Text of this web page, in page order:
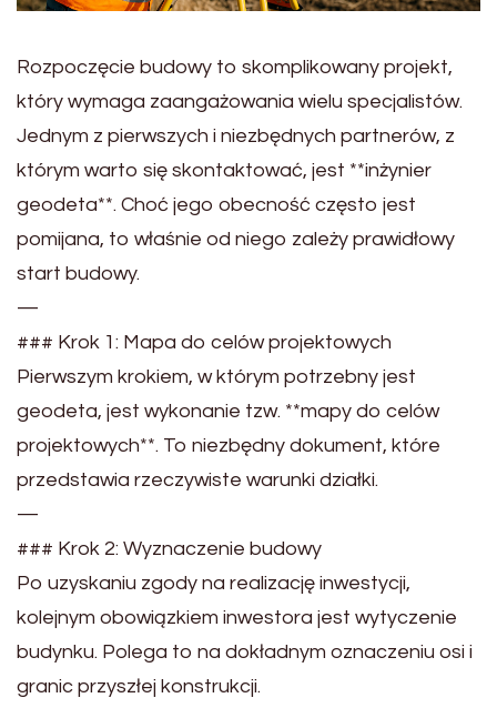
Rozpoczęcie budowy to skomplikowany projekt,
który wymaga zaangażowania wielu specjalistów.
Jednym z pierwszych i niezbędnych partnerów, z
którym warto się skontaktować, jest **inżynier
geodeta**. Choć jego obecność często jest
pomijana, to właśnie od niego zależy prawidłowy
start budowy.
—
### Krok 1: Mapa do celów projektowych
Pierwszym krokiem, w którym potrzebny jest
geodeta, jest wykonanie tzw. **mapy do celów
projektowych**. To niezbędny dokument, które
przedstawia rzeczywiste warunki działki.
—
### Krok 2: Wyznaczenie budowy
Po uzyskaniu zgody na realizację inwestycji,
kolejnym obowiązkiem inwestora jest wytyczenie
budynku. Polega to na dokładnym oznaczeniu osi i
granic przyszłej konstrukcji.